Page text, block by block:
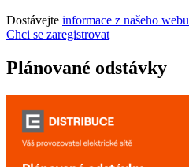
Dostávejte informace z našeho webu
Chci se zaregistrovat
Plánované odstávky